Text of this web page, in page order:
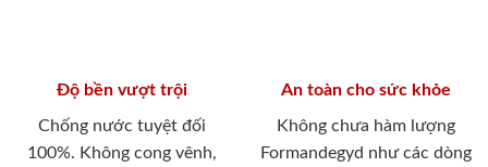
Độ bền vượt trội
Chống nước tuyệt đối
100%. Không cong vênh,
An toàn cho sức khỏe
Không chưa hàm lượng
Formandegyd như các dòng